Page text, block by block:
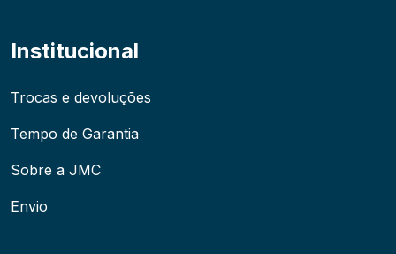
Institucional
Trocas e devoluções
Tempo de Garantia
Sobre a JMC
Envio